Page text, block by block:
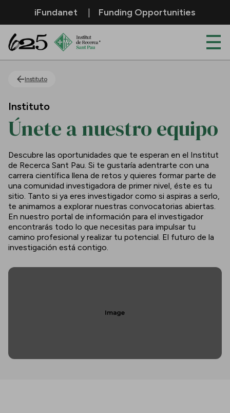
Saltar al contenido principal
iFundanet Funding Opportunities
Instituto
Instituto
Únete a nuestro equipo
Descubre las oportunidades que te esperan en el Institut
de Recerca Sant Pau. Si te gustaría adentrarte con una
carrera científica llena de retos y quieres formar parte de
una comunidad investigadora de primer nivel, éste es tu
sitio. Tanto si ya eres investigador como si aspiras a serlo,
te animamos a explorar nuestras convocatorias abiertas.
En nuestro portal de información para el investigador
encontrarás todo lo que necesitas para impulsar tu
camino profesional y realizar tu potencial. El futuro de la
investigación está contigo.